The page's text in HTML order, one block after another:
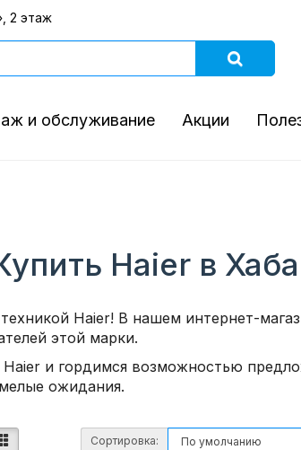
2 этаж
и обслуживание Акции
Haier в
Haier! В нашем интернет-
этой марки.
и гордимся возможностью
ожидания.
Сортировка: